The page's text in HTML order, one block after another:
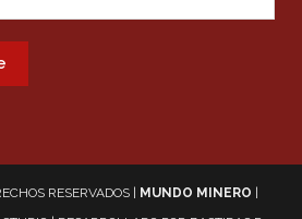
RESERVADOS | MUNDO MINERO